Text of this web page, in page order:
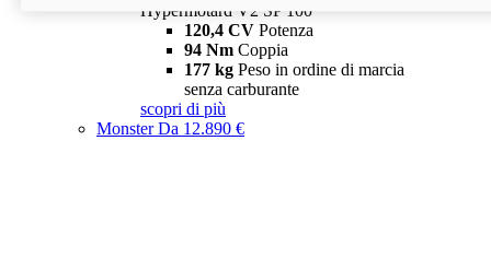
Hypermotard V2 SP 100
120,4 CV Potenza
94 Nm Coppia
177 kg Peso in ordine di marcia
senza carburante
scopri di più
MonsterDa 12.890 €